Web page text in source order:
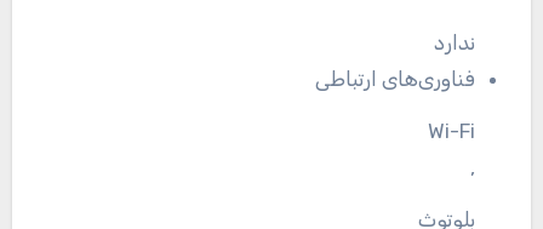
ندارد
فناوری‌های ارتباطی
Wi-Fi
,
بلوتوث